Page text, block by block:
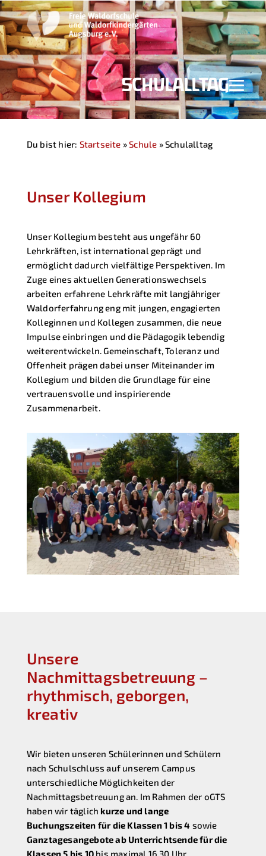
SCHULALLTAG
Du bist hier: Startseite »Schule »Schulalltag
Unser Kollegium
Unser Kollegium besteht aus ungefähr 60
Lehrkräften, ist international geprägt und
ermöglicht dadurch vielfältige Perspektiven. Im
Zuge eines aktuellen Generationswechsels
arbeiten erfahrene Lehrkräfte mit langjähriger
Waldorferfahrung eng mit jungen, engagierten
Kolleginnen und Kollegen zusammen, die neue
Impulse einbringen und die Pädagogik lebendig
weiterentwickeln. Gemeinschaft, Toleranz und
Offenheit prägen dabei unser Miteinander im
Kollegium und bilden die Grundlage für eine
vertrauensvolle und inspirierende
Zusammenarbeit.
Unsere
Nachmittagsbetreuung –
rhythmisch, geborgen,
kreativ
Wir bieten unseren Schülerinnen und Schülern
nach Schulschluss auf unserem Campus
unterschiedliche Möglichkeiten der
Nachmittagsbetreuung an. Im Rahmen der oGTS
haben wir täglich kurze und lange
Buchungszeiten für die Klassen 1 bis 4 sowie
Ganztagesangebote ab Unterrichtsende für die
Klassen 5 bis 10 bis maximal 16.30 Uhr.